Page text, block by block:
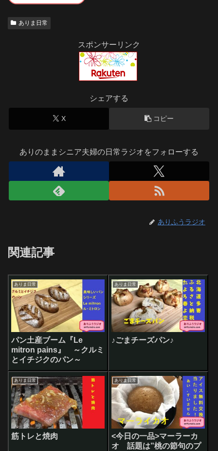
ありま日常
スポンサーリンク
シェアする
X コピー
ありのままシニア夫婦の日常ラジオをフォローする
ありふうラジオ
関連記事
ありま日常
パン土産ブーム『Le
mitron pains』 ～クルミ
とイチジクのパン～
ありま日常
♪ごまチーズパン♪
ありま日常
筋トレと焼肉
ありま日常
<今日の一品>マーラーカ
オ 話題は”桃の節句のプ